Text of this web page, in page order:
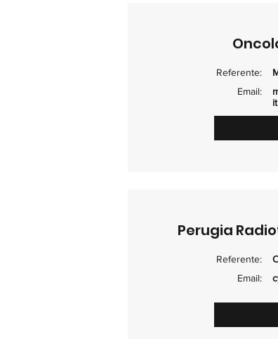
Referente:
Email:
it
Perugia
Referente:
Email: